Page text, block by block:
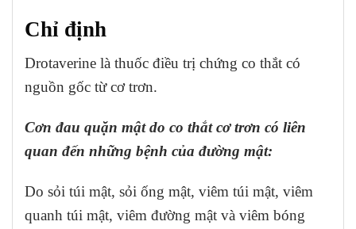
Chỉ định
Drotaverine là thuốc điều trị chứng co thắt có
nguồn gốc từ cơ trơn.
Cơn đau quặn mật do co thắt cơ trơn có liên
quan đến những bệnh của đường mật:
Do sỏi túi mật, sỏi ống mật, viêm túi mật, viêm
quanh túi mật, viêm đường mật và viêm bóng